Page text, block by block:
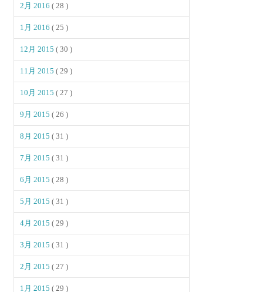
2月 2016( 28 )
1月 2016( 25 )
12月 2015( 30 )
11月 2015( 29 )
10月 2015( 27 )
9月 2015( 26 )
8月 2015( 31 )
7月 2015( 31 )
6月 2015( 28 )
5月 2015( 31 )
4月 2015( 29 )
3月 2015( 31 )
2月 2015( 27 )
1月 2015( 29 )